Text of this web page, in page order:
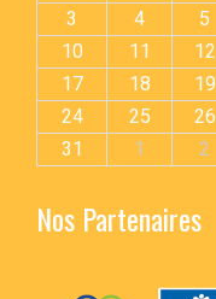
3
4 5
10
11 12
17
18 19
24
25 26
31
1 2
Nos Partenaires